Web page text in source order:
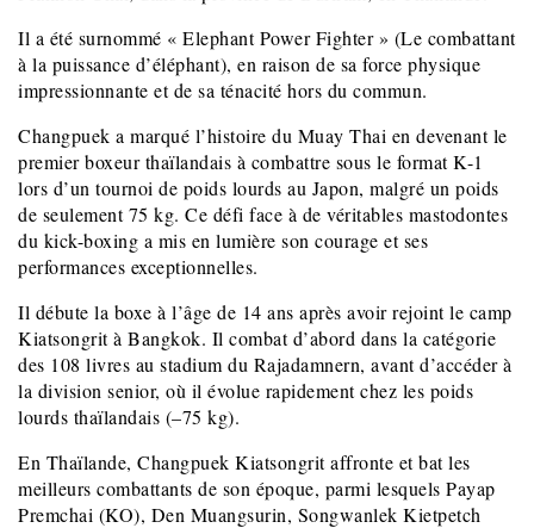
Il a été surnommé « Elephant Power Fighter » (Le combattant
à la puissance d’éléphant), en raison de sa force physique
impressionnante et de sa ténacité hors du commun.
Changpuek a marqué l’histoire du Muay Thai en devenant le
premier boxeur thaïlandais à combattre sous le format K-1
lors d’un tournoi de poids lourds au Japon, malgré un poids
de seulement 75 kg. Ce défi face à de véritables mastodontes
du kick-boxing a mis en lumière son courage et ses
performances exceptionnelles.
Il débute la boxe à l’âge de 14 ans après avoir rejoint le camp
Kiatsongrit à Bangkok. Il combat d’abord dans la catégorie
des 108 livres au stadium du Rajadamnern, avant d’accéder à
la division senior, où il évolue rapidement chez les poids
lourds thaïlandais (–75 kg).
En Thaïlande, Changpuek Kiatsongrit affronte et bat les
meilleurs combattants de son époque, parmi lesquels Payap
Premchai (KO), Den Muangsurin, Songwanlek Kietpetch